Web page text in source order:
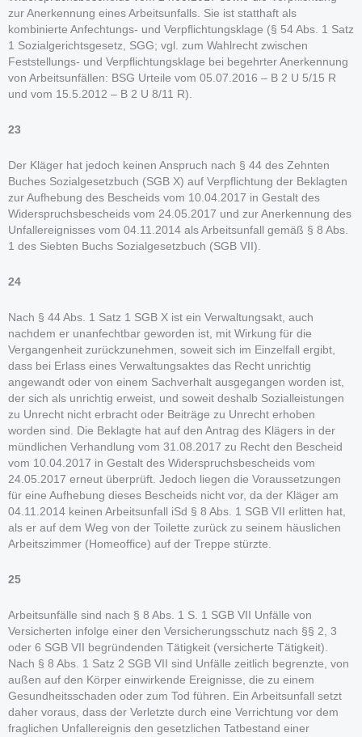
zur Anerkennung eines Arbeitsunfalls. Sie ist statthaft als
kombinierte Anfechtungs- und Verpflichtungsklage (§ 54 Abs. 1 Satz
1 Sozialgerichtsgesetz, SGG; vgl. zum Wahlrecht zwischen
Feststellungs- und Verpflichtungsklage bei begehrter Anerkennung
von Arbeitsunfällen: BSG Urteile vom 05.07.2016 – B 2 U 5/15 R
und vom 15.5.2012 – B 2 U 8/11 R).
23
Der Kläger hat jedoch keinen Anspruch nach § 44 des Zehnten
Buches Sozialgesetzbuch (SGB X) auf Verpflichtung der Beklagten
zur Aufhebung des Bescheids vom 10.04.2017 in Gestalt des
Widerspruchsbescheids vom 24.05.2017 und zur Anerkennung des
Unfallereignisses vom 04.11.2014 als Arbeitsunfall gemäß § 8 Abs.
1 des Siebten Buchs Sozialgesetzbuch (SGB VII).
24
Nach § 44 Abs. 1 Satz 1 SGB X ist ein Verwaltungsakt, auch
nachdem er unanfechtbar geworden ist, mit Wirkung für die
Vergangenheit zurückzunehmen, soweit sich im Einzelfall ergibt,
dass bei Erlass eines Verwaltungsaktes das Recht unrichtig
angewandt oder von einem Sachverhalt ausgegangen worden ist,
der sich als unrichtig erweist, und soweit deshalb Sozialleistungen
zu Unrecht nicht erbracht oder Beiträge zu Unrecht erhoben
worden sind. Die Beklagte hat auf den Antrag des Klägers in der
mündlichen Verhandlung vom 31.08.2017 zu Recht den Bescheid
vom 10.04.2017 in Gestalt des Widerspruchsbescheids vom
24.05.2017 erneut überprüft. Jedoch liegen die Voraussetzungen
für eine Aufhebung dieses Bescheids nicht vor, da der Kläger am
04.11.2014 keinen Arbeitsunfall iSd § 8 Abs. 1 SGB VII erlitten hat,
als er auf dem Weg von der Toilette zurück zu seinem häuslichen
Arbeitszimmer (Homeoffice) auf der Treppe stürzte.
25
Arbeitsunfälle sind nach § 8 Abs. 1 S. 1 SGB VII Unfälle von
Versicherten infolge einer den Versicherungsschutz nach §§ 2, 3
oder 6 SGB VII begründenden Tätigkeit (versicherte Tätigkeit).
Nach § 8 Abs. 1 Satz 2 SGB VII sind Unfälle zeitlich begrenzte, von
außen auf den Körper einwirkende Ereignisse, die zu einem
Gesundheitsschaden oder zum Tod führen. Ein Arbeitsunfall setzt
daher voraus, dass der Verletzte durch eine Verrichtung vor dem
fraglichen Unfallereignis den gesetzlichen Tatbestand einer